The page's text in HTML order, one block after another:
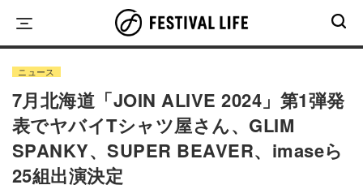
content
ニュース
7月北海道「JOIN ALIVE 2024」第1弾発
表でヤバイTシャツ屋さん、GLIM
SPANKY、SUPER BEAVER、imaseら
25組出演決定